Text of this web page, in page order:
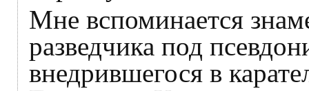
Мне вспоминается
разведчика под
внедрившегося в